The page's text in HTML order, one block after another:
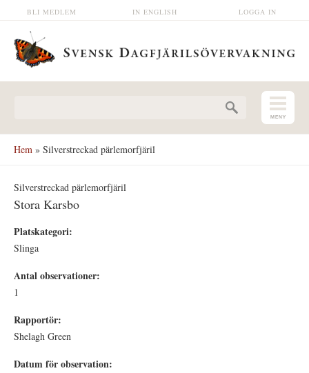
Hoppa till huvudinnehåll LOGGA IN
IN ENGLISH
BLI MEDLEM
Hem » Silverstreckad pärlemorfjäril
Silverstreckad pärlemorfjäril
Stora Karsbo
Platskategori:
Slinga
Antal observationer:
1
Rapportör:
Shelagh Green
Datum för observation: